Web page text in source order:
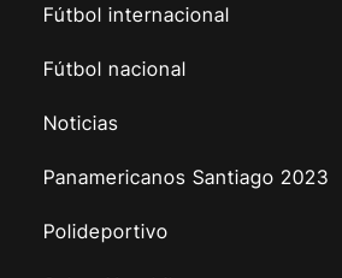
Fútbol internacional
Fútbol nacional
Noticias
Panamericanos Santiago 2023
Polideportivo